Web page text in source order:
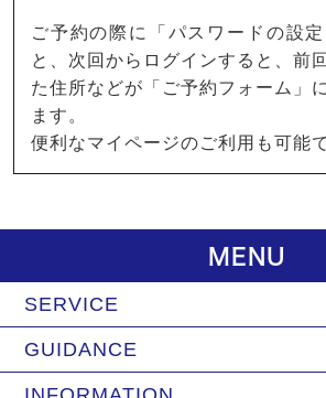
ご予約の際に「パスワードの設定
と、次回からログインすると、前
た住所などが「ご予約フォーム」
ます。
便利なマイページのご利用も可能で
MENU
SERVICE
GUIDANCE